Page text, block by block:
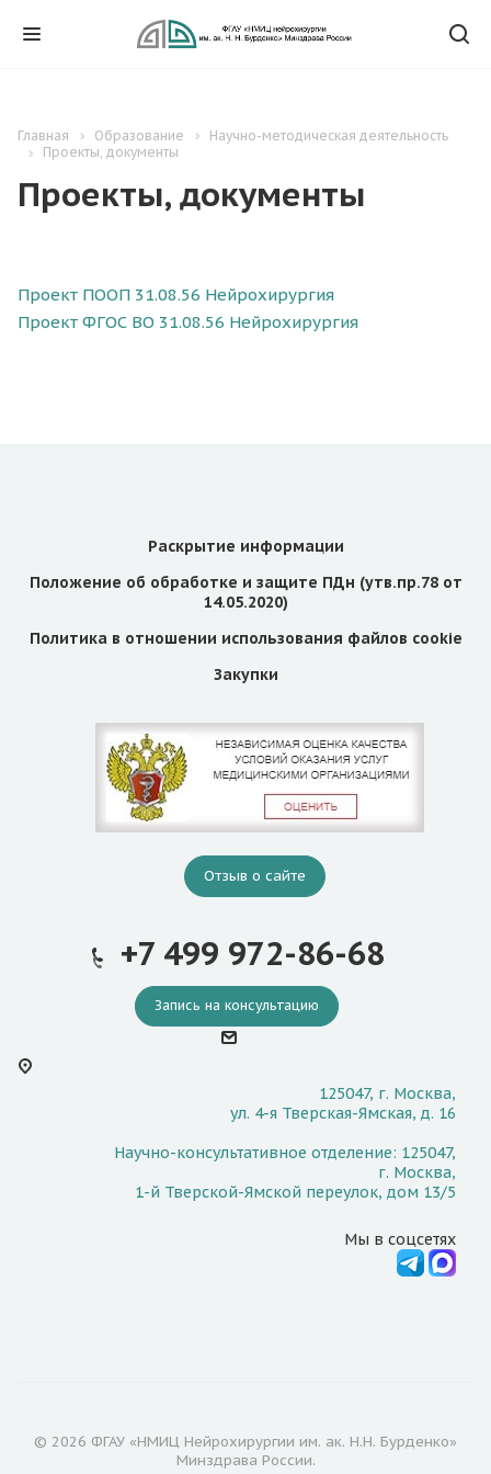
Главная Образование
Научно-методическая деятельность
Проекты, документы
Проекты, документы
Проект ПООП 31.08.56 Нейрохирургия
Проект ФГОС ВО 31.08.56 Нейрохирургия
Раскрытие информации
Положение об обработке и защите ПДн (утв.пр.78 от
14.05.2020)
Политика в отношении использования файлов cookie
Закупки
Отзыв о сайте
+7 499 972-86-68
Запись на консультацию
125047, г. Москва,
ул. 4-я Тверская-Ямская, д. 16
Научно-консультативное отделение: 125047,
г. Москва,
1-й Тверской-Ямской переулок, дом 13/5
Мы в соцсетях
© 2026 ФГАУ «НМИЦ Нейрохирургии им. ак. Н.Н. Бурденко»
Минздрава России.